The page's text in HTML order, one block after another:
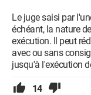
Le juge saisi par
échéant, la nature
exécution. Il peut
avec ou sans
jusqu'à l'exécution
14